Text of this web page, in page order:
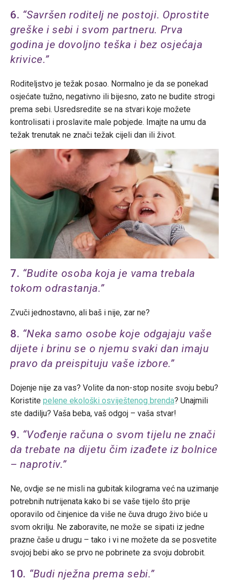
6. “Savršen roditelj ne postoji. Oprostite
greške i sebi i svom partneru. Prva
godina je dovoljno teška i bez osjećaja
krivice.”
Roditeljstvo je težak posao. Normalno je da se ponekad
osjećate tužno, negativno ili bijesno, zato ne budite strogi
prema sebi. Usredsredite se na stvari koje možete
kontrolisati i proslavite male pobjede. Imajte na umu da
težak trenutak ne znači težak cijeli dan ili život.
7. “Budite osoba koja je vama trebala
tokom odrastanja.”
Zvuči jednostavno, ali baš i nije, zar ne?
8. “Neka samo osobe koje odgajaju vaše
dijete i brinu se o njemu svaki dan imaju
pravo da preispituju vaše izbore.”
Dojenje nije za vas? Volite da non-stop nosite svoju bebu?
Koristite pelene ekološki osviještenog brenda? Unajmili
ste dadilju? Vaša beba, vaš odgoj – vaša stvar!
9. “Vođenje računa o svom tijelu ne znači
da trebate na dijetu čim izađete iz bolnice
– naprotiv.”
Ne, ovdje se ne misli na gubitak kilograma već na uzimanje
potrebnih nutrijenata kako bi se vaše tijelo što prije
oporavilo od činjenice da više ne čuva drugo živo biće u
svom okrilju. Ne zaboravite, ne može se sipati iz jedne
prazne čaše u drugu – tako i vi ne možete da se posvetite
svojoj bebi ako se prvo ne pobrinete za svoju dobrobit.
10. “Budi nježna prema sebi.”